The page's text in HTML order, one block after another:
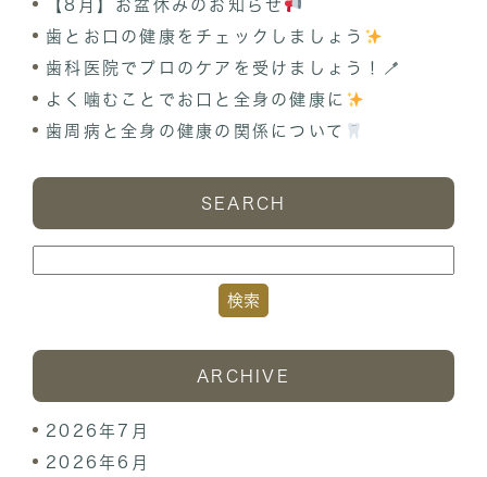
【8月】お盆休みのお知らせ
歯とお口の健康をチェックしましょう
歯科医院でプロのケアを受けましょう！🪥
よく噛むことでお口と全身の健康に
歯周病と全身の健康の関係について
SEARCH
ARCHIVE
2026年7月
2026年6月